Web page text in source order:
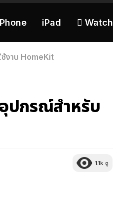
iPad  Watch
งาน HomeKit
อุปกรณ์สำหรับ
1.1k ดู